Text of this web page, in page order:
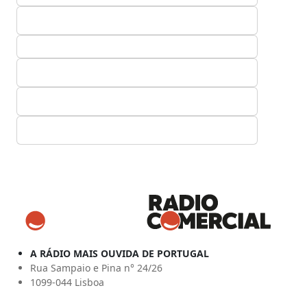
A RÁDIO MAIS OUVIDA DE PORTUGAL
Rua Sampaio e Pina n° 24/26
1099-044 Lisboa